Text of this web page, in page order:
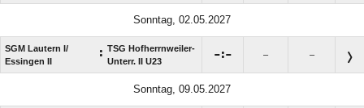
Sonntag, 02.05.2027
SGM Lautern I/​
Essingen II
: TSG Hofherrnweiler-
Unterr. II U23
: – –
Sonntag, 09.05.2027